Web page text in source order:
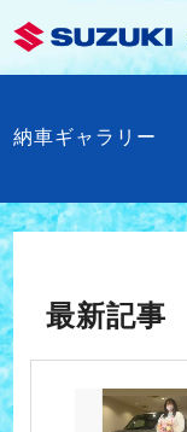
納車ギャラリー
最新記事